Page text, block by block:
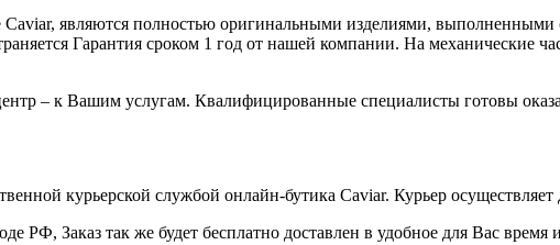
являются полностью оригинальными изделиями,
Гарантия сроком 1 год от нашей компании. На механические
– к Вашим услугам. Квалифицированные специалисты готовы
курьерской службой онлайн-бутика Caviar. Курьер
РФ, Заказ так же будет бесплатно доставлен в удобное для Вас время